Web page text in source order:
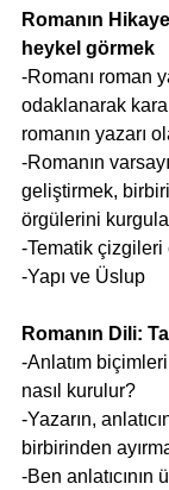
Romanın
heykel görmek
-Romanı roman
odaklanarak
romanın yazarı
-Romanın
geliştirmek,
örgülerini
-Tematik çizgileri
-Yapı ve Üslup
Romanın Dili:
-Anlatım
nasıl kurulur?
-Yazarın,
birbirinden
-Ben anlatıcının